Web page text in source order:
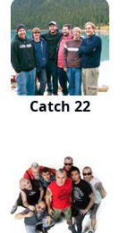
Catch 22